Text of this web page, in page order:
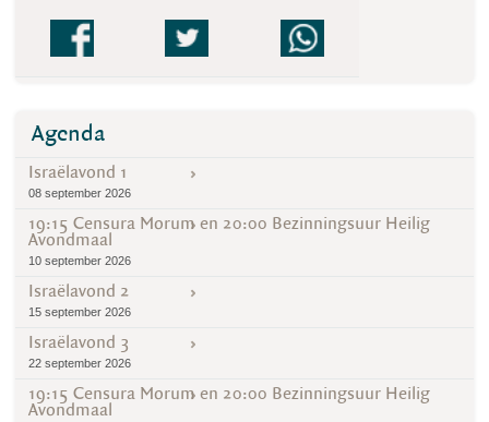
Agenda
Israëlavond 1
08 september 2026
19:15 Censura Morum en 20:00 Bezinningsuur Heilig
Avondmaal
10 september 2026
Israëlavond 2
15 september 2026
Israëlavond 3
22 september 2026
19:15 Censura Morum en 20:00 Bezinningsuur Heilig
Avondmaal